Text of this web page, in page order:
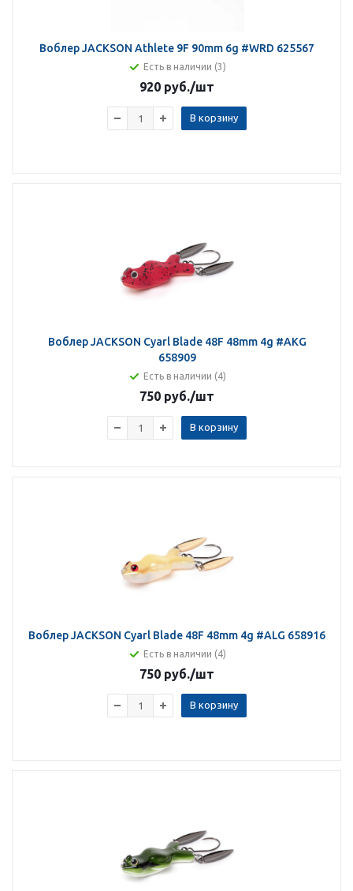
Воблер JACKSON Athlete 9F 90mm 6g #WRD 625567
Есть в наличии (3)
920 руб./шт
В корзину
Воблер JACKSON Cyarl Blade 48F 48mm 4g #AKG
658909
Есть в наличии (4)
750 руб./шт
В корзину
Воблер JACKSON Cyarl Blade 48F 48mm 4g #ALG 658916
Есть в наличии (4)
750 руб./шт
В корзину